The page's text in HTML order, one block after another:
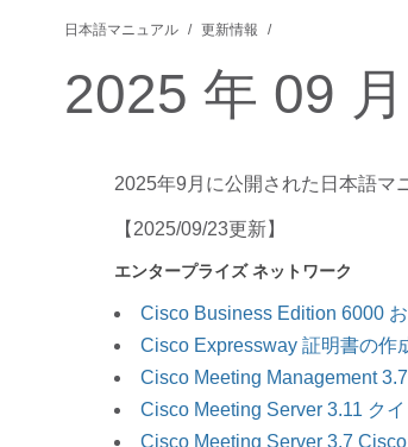
日本語マニュアル 更新情報
2025 年 09 月
2025年9月に公開された日本語マ
【2025/09/23更新】
エンタープライズ ネットワーク
Cisco Business Edition 6000
Cisco Expressway 証明書の作
Cisco Meeting Management
Cisco Meeting Server 3.11 ク
Cisco Meeting Server 3.7